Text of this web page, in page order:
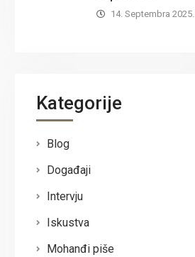
14. Septembra 2025.
Kategorije
Blog
Događaji
Intervju
Iskustva
Mohanđi piše